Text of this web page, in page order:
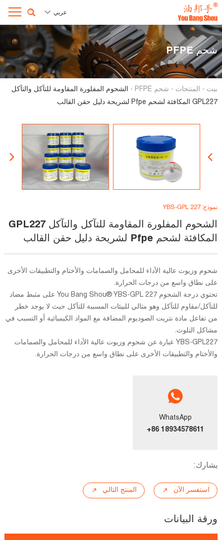
عربي
شحم PFPE
بيت - المنتجات - شحم PFPE - الشحوم المفلورة المقاومة للتآكل والتآكل
GPL227 المكافئة لشحم Pfpe لشريحة دليل حقن القالب
نموذج: YBS-GPL 227
الشحوم المفلورة المقاومة للتآكل والتآكل GPL227
المكافئة لشحم Pfpe لشريحة دليل حقن القالب
شحوم وزيوت عالية الأداء للمحامل والصمامات والأختام والتطبيقات الأخرى
على نطاق واسع من درجات الحرارة.
تحتوي درجة الشحوم You Bang Shou® YBS-GPL 227 على مثبط مضاد
للتآكل/مقاوم للتآكل وهو مثالي للبيئات المسببة للتآكل حيث لا يوجد خطر
من تفاعل مادة نتريت الصوديوم المضافة مع المواد الكيميائية أو التسبب في
مشاكل التلوث.
YBS-GPL227 عبارة عن شحوم وزيوت عالية الأداء للمحامل والصمامات
والأختام والتطبيقات الأخرى على نطاق واسع من درجات الحرارة.
WhatsApp
+86 18934578611
يشارك:
استفسر الآن المنتج التالي
ورقة البيانات